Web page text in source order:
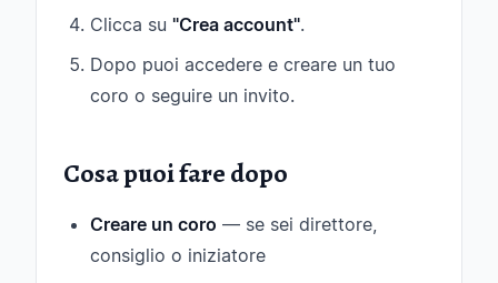
Clicca su "Crea account".
Dopo puoi accedere e creare un tuo
coro o seguire un invito.
Cosa puoi fare dopo
Creare un coro — se sei direttore,
consiglio o iniziatore